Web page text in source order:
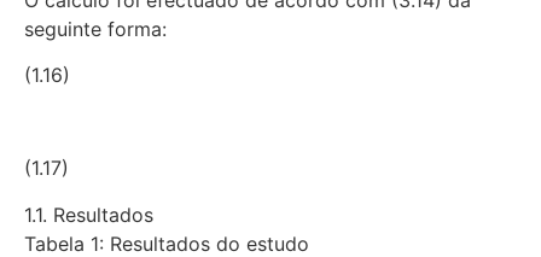
seguinte forma:
(1.16)
(1.17)
1.1. Resultados
Tabela 1: Resultados do estudo